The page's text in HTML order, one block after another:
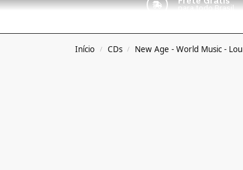
para todo Brasil
Início / CDs / New Age - World Music -